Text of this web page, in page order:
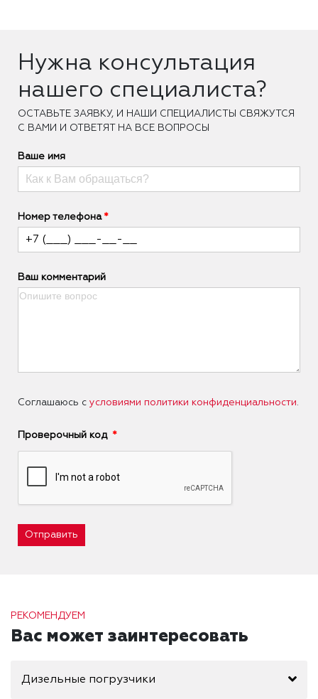
Нужна консультация
нашего специалиста?
ОCТАВЬТЕ ЗАЯВКУ, И НАШИ СПЕЦИАЛИСТЫ СВЯЖУТСЯ
С ВАМИ И ОТВЕТЯТ НА ВСЕ ВОПРОСЫ
Ваше имя
Номер телефона
Ваш комментарий
Соглашаюсь с условиями политики конфиденциальности.
Проверочный код
Отправить
РЕКОМЕНДУЕМ
Вас может заинтересовать
Дизельные погрузчики